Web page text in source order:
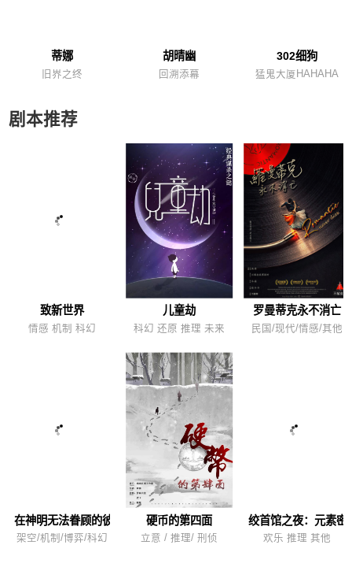
蒂娜
旧界之终
胡晴幽
回溯添幕
302细狗
猛鬼大厦HAHAHA
剧本推荐
致新世界
情感 机制 科幻
儿童劫
科幻 还原 推理 未来
罗曼蒂克永不消亡
民国/现代/情感/其他
在神明无法眷顾的彼端
架空/机制/博弈/科幻
硬币的第四面
立意 / 推理/ 刑侦
绞首馆之夜：元素密
欢乐 推理 其他